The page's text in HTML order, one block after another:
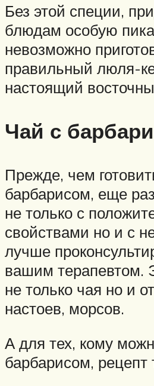
Без этой специи,
блюдам особую
невозможно
правильный люля-
настоящий
Чай с
Прежде, чем
барбарисом, еще
не только с
свойствами но и с
лучше
вашим терапевтом.
не только чая но и
настоев, морсов.
А для тех, кому
барбарисом, рецепт